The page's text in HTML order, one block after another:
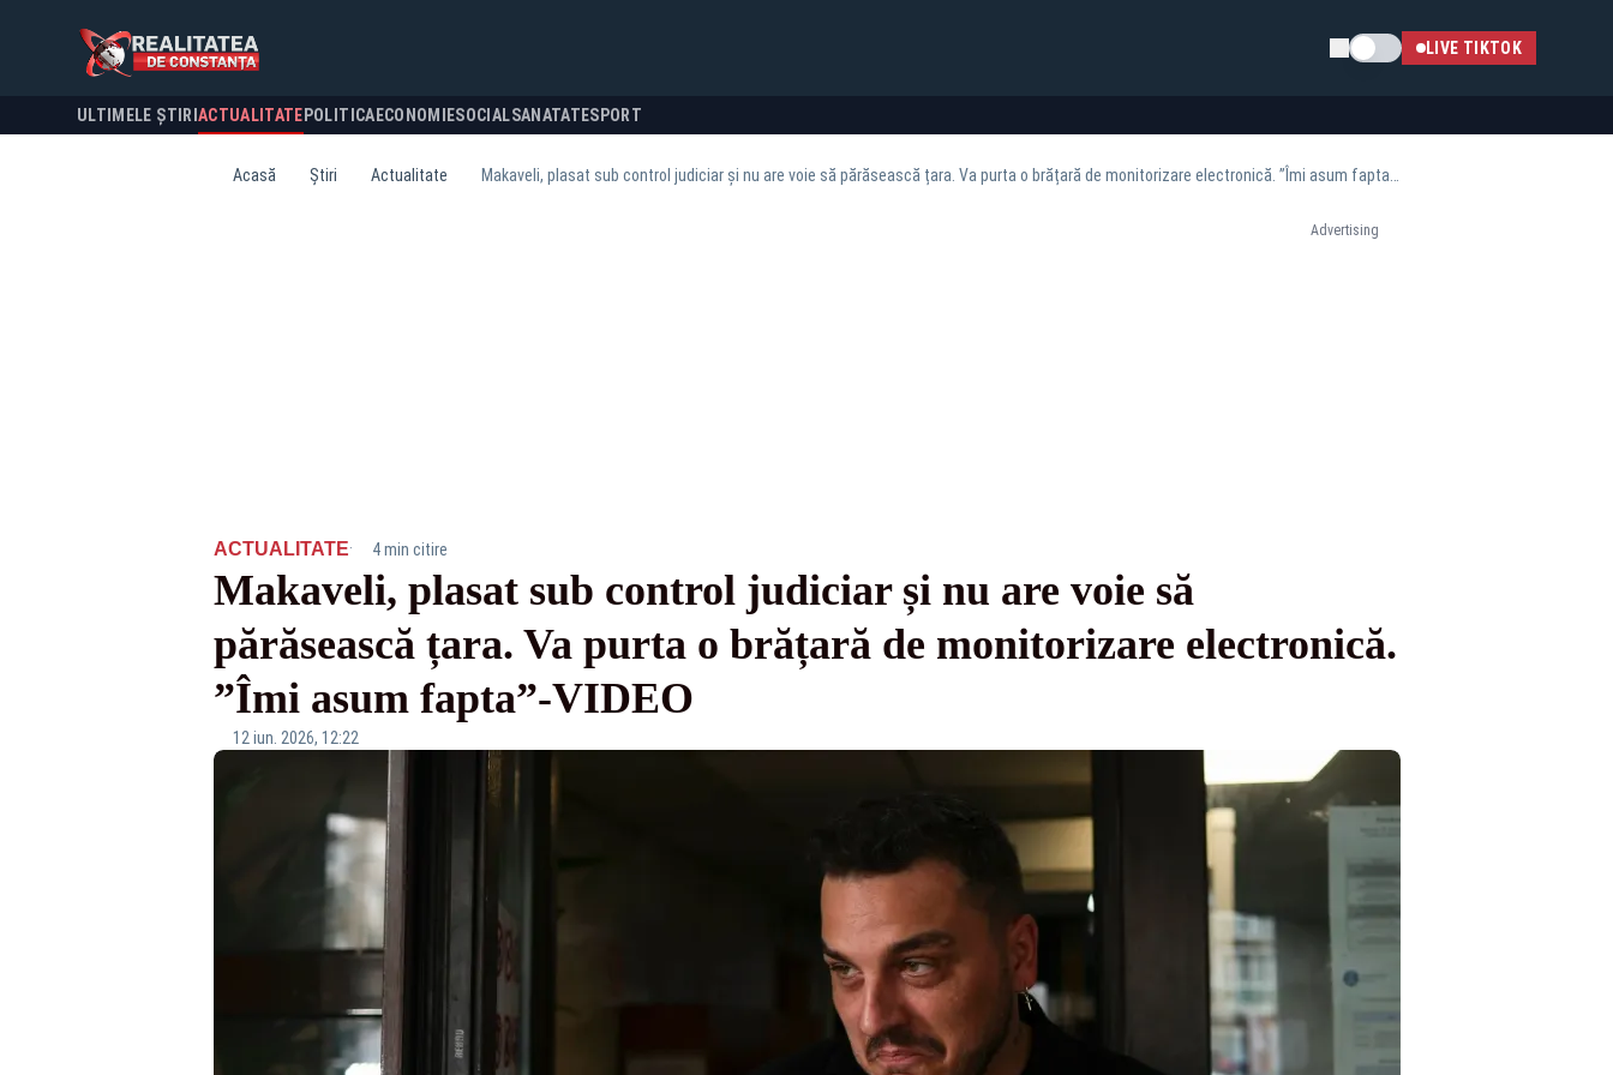
Schimba temaLIVE TIKTOK
ULTIMELE ȘTIRI ACTUALITATE POLITICA ECONOMIESOCIALSANATATESPORT
Acasă Știri Actualitate
Advertising
ACTUALITATE· 4 min citire
Makaveli, plasat sub control judiciar și nu are voie să
părăsească țara. Va purta o brățară de monitorizare electronică.
”Îmi asum fapta”-VIDEO
12 iun. 2026, 12:22